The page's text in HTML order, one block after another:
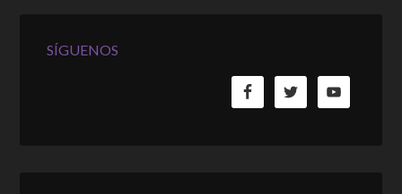
SÍGUENOS